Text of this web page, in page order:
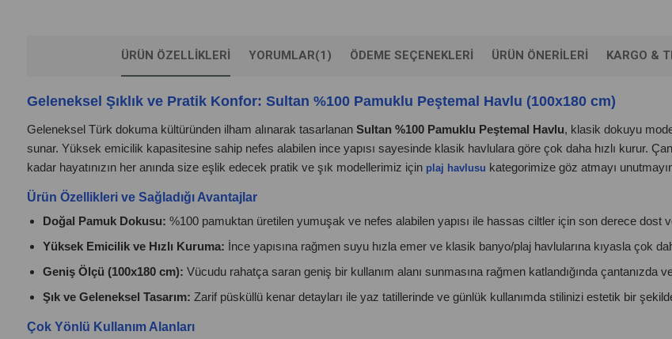
ÜRÜN ÖZELLIKLERI YORUMLAR(1) ÖDEME SEÇENEKLERI ÜRÜN ÖNERILERI KARGO &
Geleneksel Şıklık ve Pratik Konfor: Sultan %100 Pamuklu Peştemal Havlu (100x180 cm)
Geleneksel Türk dokuma kültüründen ilham alınarak tasarlanan Sultan %100 Pamuklu Peştemal Havlu, klasik dokuyu
sunar. Yüksek emicilik kapasitesine sahip nefes alabilen ince yapısı sayesinde klasik havlulara göre çok daha hızlı kurur.
kadar hayatınızın her anında size eşlik edecek pratik ve şık modellerimiz için plaj havlusu kategorimize göz atmayı
Ürün Özellikleri ve Sağladığı Avantajlar
Doğal Pamuk Dokusu: %100 pamuktan üretilen yumuşak ve nefes alabilen yapısı ile hassas ciltler için son derece dost
Yüksek Emicilik ve Hızlı Kuruma: İnce yapısına rağmen suyu hızla emer ve klasik banyo/plaj havlularına kıyasla çok
Geniş Ölçü (100x180 cm): Vücudu rahatça saran geniş bir kullanım alanı sunmasına rağmen katlandığında çantanızda
Şık ve Geleneksel Tasarım: Zarif püsküllü kenar detayları ile yaz tatillerinde ve günlük kullanımda stilinizi estetik bir
Çok Yönlü Kullanım Alanları